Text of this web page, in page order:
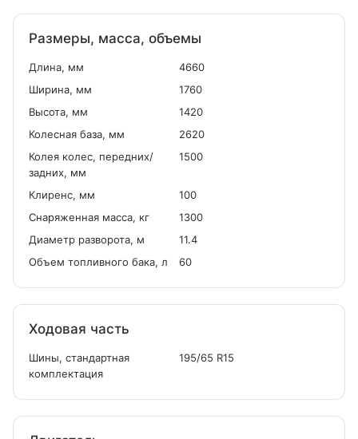
Размеры, масса, объемы
Длина, мм
4660
Ширина, мм
1760
Высота, мм
1420
Колесная база, мм
2620
Колея колес, передних/
задних, мм
1500
Клиренс, мм
100
Снаряженная масса, кг
1300
Диаметр разворота, м
11.4
Объем топливного бака, л
60
Ходовая часть
Шины, стандартная
комплектация
195/65 R15